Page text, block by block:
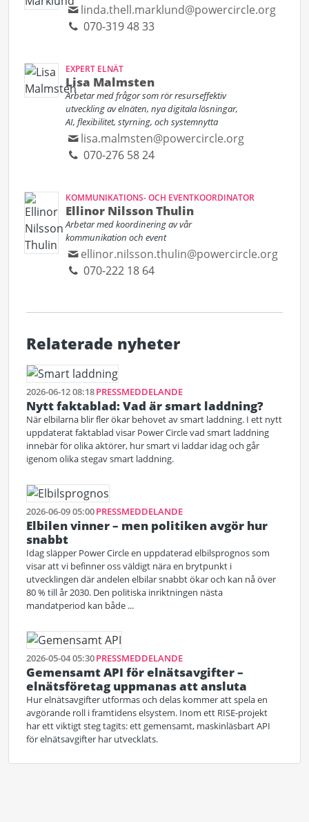
linda.thell.marklund@powercircle.org
070-319 48 33
EXPERT ELNÄT
Lisa Malmsten
Arbetar med frågor som rör resurseffektiv
utveckling av elnäten, nya digitala lösningar,
AI, flexibilitet, styrning, och systemnytta
lisa.malmsten@powercircle.org
070-276 58 24
KOMMUNIKATIONS- OCH EVENTKOORDINATOR
Ellinor Nilsson Thulin
Arbetar med koordinering av vår
kommunikation och event
ellinor.nilsson.thulin@powercircle.org
070-222 18 64
Relaterade nyheter
2026-06-12 08:18PRESSMEDDELANDE
Nytt faktablad: Vad är smart laddning?
När elbilarna blir fler ökar behovet av smart laddning. I ett nytt
uppdaterat faktablad visar Power Circle vad smart laddning
innebär för olika aktörer, hur smart vi laddar idag och går
igenom olika stegav smart laddning.
2026-06-09 05:00PRESSMEDDELANDE
Elbilen vinner – men politiken avgör hur
snabbt
Idag släpper Power Circle en uppdaterad elbilsprognos som
visar att vi befinner oss väldigt nära en brytpunkt i
utvecklingen där andelen elbilar snabbt ökar och kan nå över
80 % till år 2030. Den politiska inriktningen nästa
mandatperiod kan både ...
2026-05-04 05:30PRESSMEDDELANDE
Gemensamt API för elnätsavgifter –
elnätsföretag uppmanas att ansluta
Hur elnätsavgifter utformas och delas kommer att spela en
avgörande roll i framtidens elsystem. Inom ett RISE-projekt
har ett viktigt steg tagits: ett gemensamt, maskinläsbart API
för elnätsavgifter har utvecklats.